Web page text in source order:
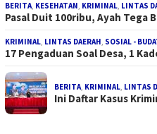
BERITA, KESEHATAN, KRIMINAL, LINTAS
Pasal Duit 100ribu, Ayah Tega
KRIMINAL, LINTAS DAERAH, SOSIAL -
17 Pengaduan Soal Desa, 1
BERITA, KRIMINAL, LINTAS
Ini Daftar Kasus